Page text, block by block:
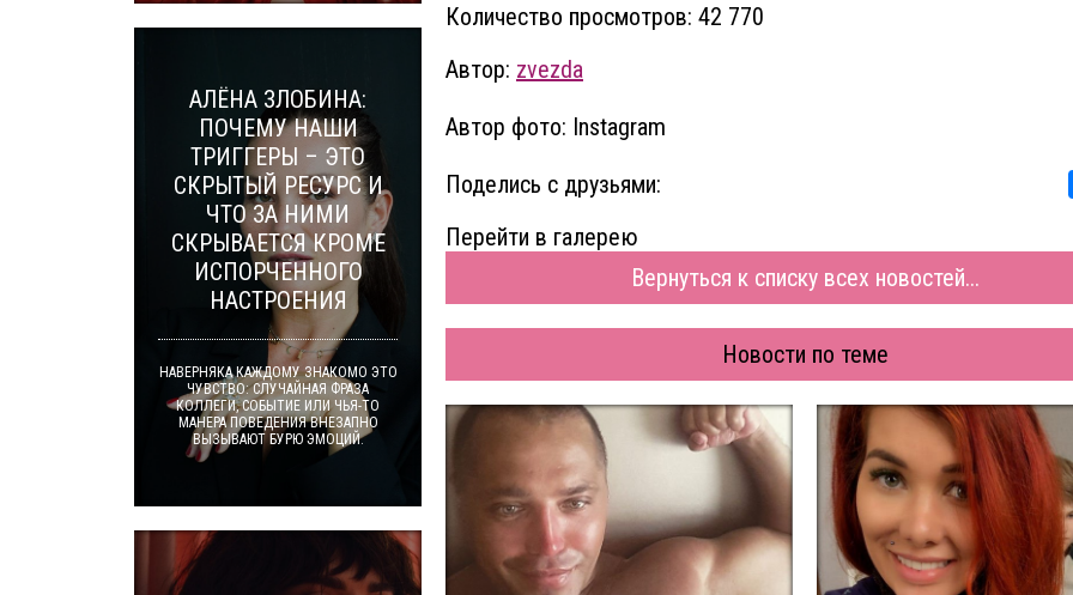
Количество просмотров: 42 770
Автор: zvezda
Автор фото: Instagram
Поделись с друзьями:
Перейти в галерею
Вернуться к списку всех новостей...
Новости по теме
АЛЁНА ЗЛОБИНА:
ПОЧЕМУ НАШИ
ТРИГГЕРЫ – ЭТО
СКРЫТЫЙ РЕСУРС И
ЧТО ЗА НИМИ
СКРЫВАЕТСЯ КРОМЕ
ИСПОРЧЕННОГО
НАСТРОЕНИЯ
НАВЕРНЯКА КАЖДОМУ ЗНАКОМО ЭТО
ЧУВСТВО: СЛУЧАЙНАЯ ФРАЗА
КОЛЛЕГИ, СОБЫТИЕ ИЛИ ЧЬЯ-ТО
МАНЕРА ПОВЕДЕНИЯ ВНЕЗАПНО
ВЫЗЫВАЮТ БУРЮ ЭМОЦИЙ.